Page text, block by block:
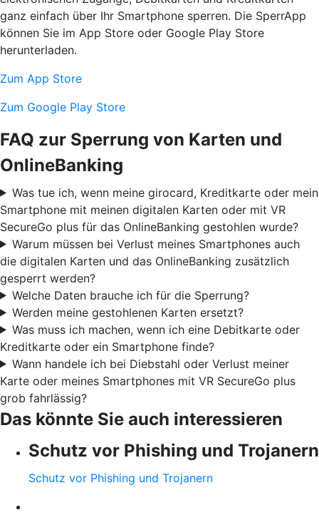
ganz einfach über Ihr Smartphone sperren. Die SperrApp
können Sie im App Store oder Google Play Store
herunterladen.
Zum App Store
Zum Google Play Store
FAQ zur Sperrung von Karten und
OnlineBanking
Was tue ich, wenn meine girocard, Kreditkarte oder mein
Smartphone mit meinen digitalen Karten oder mit VR
SecureGo plus für das OnlineBanking gestohlen wurde?
Warum müssen bei Verlust meines Smartphones auch
die digitalen Karten und das OnlineBanking zusätzlich
gesperrt werden?
Welche Daten brauche ich für die Sperrung?
Werden meine gestohlenen Karten ersetzt?
Was muss ich machen, wenn ich eine Debitkarte oder
Kreditkarte oder ein Smartphone finde?
Wann handele ich bei Diebstahl oder Verlust meiner
Karte oder meines Smartphones mit VR SecureGo plus
grob fahrlässig?
Das könnte Sie auch interessieren
Schutz vor Phishing und Trojanern
Schutz vor Phishing und Trojanern